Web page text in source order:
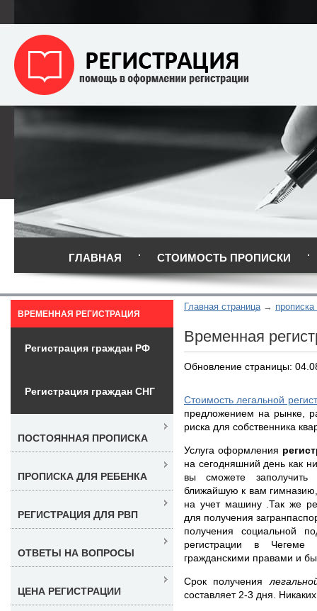
ГЛАВНАЯ СТОИМОСТЬ ПРОПИСКИ
Главная страница
Временная
Обновление страницы:
Стоимость легальной
предложением на рынке,
риска для собственника
Услуга оформления
на сегодняшний день как
вы сможете заполучить
ближайшую к вам
на учет машину .Так же
для получения
получения социальной
регистрации в Чегеме
гражданскими правами и
Срок получения
составляет 2-3 дня.
ВРЕМЕННАЯ РЕГИСТРАЦИЯ
Регистрация граждан РФ
Регистрация граждан СНГ
ПОСТОЯННАЯ ПРОПИСКА
ПРОПИСКА ДЛЯ РЕБЕНКА
РЕГИСТРАЦИЯ ДЛЯ РВП
ОТВЕТЫ НА ВОПРОСЫ
ЦЕНА РЕГИСТРАЦИИ